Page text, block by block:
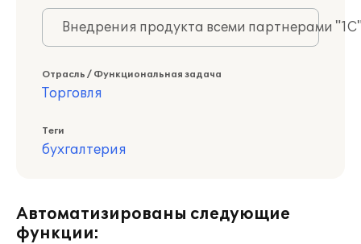
Внедрения продукта всеми партнерами
Отрасль / Функциональная задача
Торговля
Теги
бухгалтерия
Автоматизированы следующие
функции: